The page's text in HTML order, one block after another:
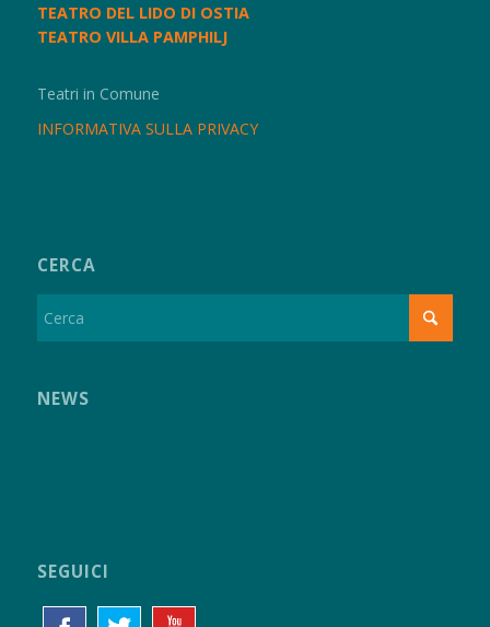
TEATRO DEL LIDO DI OSTIA
TEATRO VILLA PAMPHILJ
Teatri in Comune
INFORMATIVA SULLA PRIVACY
CERCA
NEWS
SEGUICI